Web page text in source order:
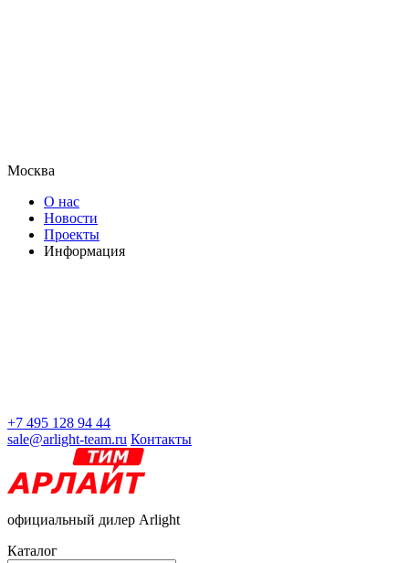
Москва
О нас
Новости
Проекты
Информация
+7 495 128 94 44
sale@arlight-team.ru Контакты
официальный дилер Arlight
Каталог